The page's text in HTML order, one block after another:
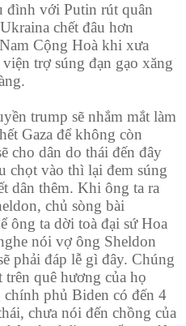
đình với Putin rút quân
chết đâu hơn
Cộng Hoà khi xưa
trợ súng đạn gạo xăng
trump sẽ nhắm mắt làm
Gaza để không còn
cho dân do thái đến đây
chọt vào thì lại đem súng
dân thêm. Khi ông ta ra
chủ sòng bài
ông ta dời toà đại sứ Hoa
nói vợ ông Sheldon
phải đáp lễ gì đây. Chúng
trên quê hương của họ
phủ Biden có đến 4
chưa nói đến chồng của